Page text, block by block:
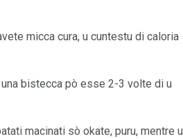
micca cura, u cuntestu di caloria
bistecca pò esse 2-3 volte di u
macinati sò okate, puru, mentre u